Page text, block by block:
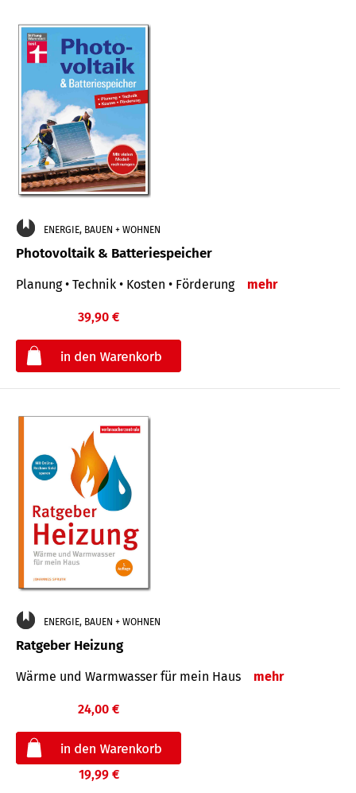
ENERGIE, BAUEN + WOHNEN
Photovoltaik & Batteriespeicher
Planung • Technik • Kosten • Förderung mehr
39,90 €
ENERGIE, BAUEN + WOHNEN
Ratgeber Heizung
Wärme und Warmwasser für mein Haus mehr
24,00 €
19,99 €